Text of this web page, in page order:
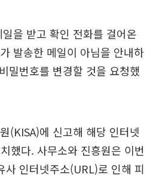
을 받고 확인 전화를 걸어온
발송한 메일이 아님을 안내하
밀번호를 변경할 것을 요청했
(KISA)에 신고해 해당 인터넷
했다. 사무소와 진흥원은 이번
사 인터넷주소(URL)로 인해 피